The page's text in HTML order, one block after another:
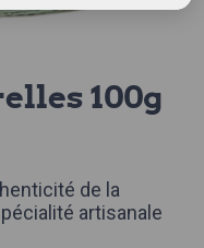
100g
de la
artisanale